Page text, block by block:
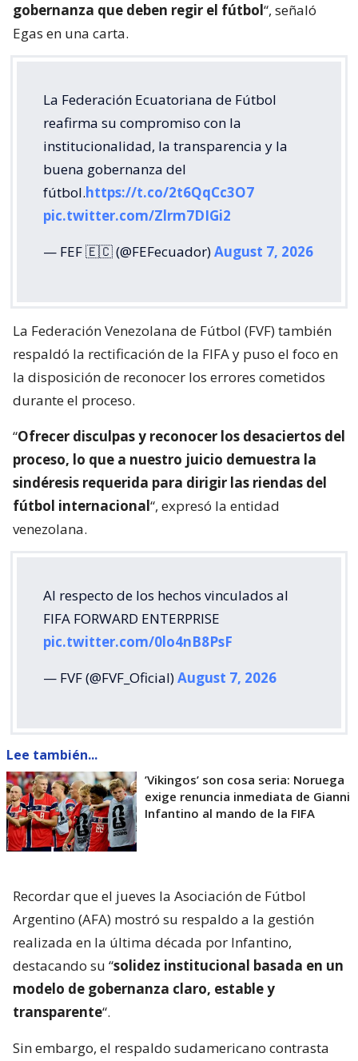
gobernanza que deben regir el fútbol“, señaló
Egas en una carta.
La Federación Ecuatoriana de Fútbol
reafirma su compromiso con la
institucionalidad, la transparencia y la
buena gobernanza del
fútbol.https://t.co/2t6QqCc3O7
pic.twitter.com/Zlrm7DIGi2
— FEF 🇪🇨 (@FEFecuador)August 7, 2026
La Federación Venezolana de Fútbol (FVF) también
respaldó la rectificación de la FIFA y puso el foco en
la disposición de reconocer los errores cometidos
durante el proceso.
“Ofrecer disculpas y reconocer los desaciertos del
proceso, lo que a nuestro juicio demuestra la
sindéresis requerida para dirigir las riendas del
fútbol internacional“, expresó la entidad
venezolana.
Al respecto de los hechos vinculados al
FIFA FORWARD ENTERPRISE
pic.twitter.com/0lo4nB8PsF
— FVF (@FVF_Oficial)August 7, 2026
Lee también...
’Vikingos’ son cosa seria: Noruega
exige renuncia inmediata de Gianni
Infantino al mando de la FIFA
Recordar que el jueves la Asociación de Fútbol
Argentino (AFA) mostró su respaldo a la gestión
realizada en la última década por Infantino,
destacando su “solidez institucional basada en un
modelo de gobernanza claro, estable y
transparente“.
Sin embargo, el respaldo sudamericano contrasta